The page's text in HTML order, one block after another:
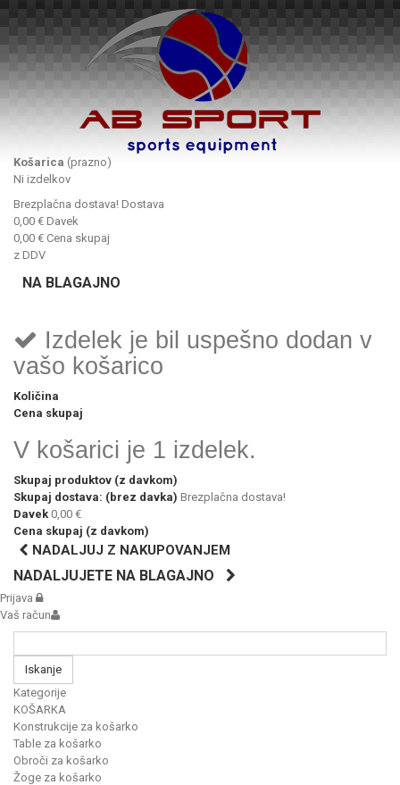
Košarica (prazno)
Ni izdelkov
Brezplačna dostava! Dostava
0,00 € Davek
0,00 € Cena skupaj
z DDV
NA BLAGAJNO
Izdelek je bil uspešno dodan v
vašo košarico
Količina
Cena skupaj
V košarici je 1 izdelek.
Skupaj produktov (z davkom)
Skupaj dostava: (brez davka) Brezplačna dostava!
Davek 0,00 €
Cena skupaj (z davkom)
NADALJUJ Z NAKUPOVANJEM
NADALJUJETE NA BLAGAJNO
Prijava
Vaš račun
Iskanje
Kategorije
KOŠARKA
Konstrukcije za košarko
Table za košarko
Obroči za košarko
Žoge za košarko